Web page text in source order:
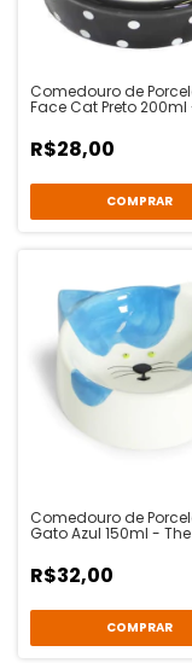
Comedouro de
Face Cat Preto 200ml
R$28,00
Comedouro de
Gato Azul 150ml - The
R$32,00